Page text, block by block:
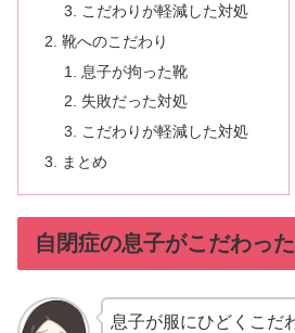
こだわりが軽減した対処
靴へのこだわり
息子が拘った靴
失敗だった対処
こだわりが軽減した対処
まとめ
自閉症の息子がこだわっ
息子が服にひどくこだ